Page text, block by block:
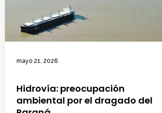
mayo 21, 2026
Hidrovía: preocupación
ambiental por el dragado del